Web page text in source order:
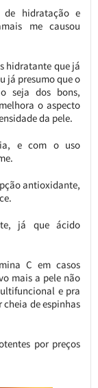
hidratação e
me causou
hidratante que já
já presumo que o
seja dos bons,
o aspecto
da pele.
e com o uso
antioxidante,
já que ácido
C em casos
mais a pele não
e pra
de espinhas
por preços